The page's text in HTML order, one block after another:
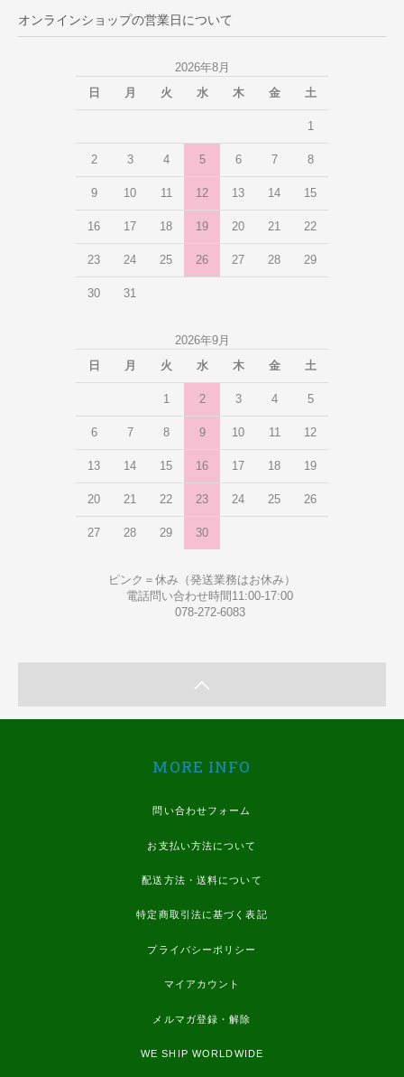
オンラインショップの営業日について
2026年8月
日
月 火 水 木 金 土
1
2 3 4 5 6 7 8
9 10 11 12 13 14 15
16 17 18 19 20 21 22
23 24 25 26 27 28 29
30 31
2026年9月
日
月 火 水 木 金 土
1 2 3 4 5
6 7 8 9 10 11 12
13 14 15 16 17 18 19
20 21 22 23 24 25 26
27 28 29 30
ピンク＝休み（発送業務はお休み）
電話問い合わせ時間11:00-17:00
078-272-6083
MORE INFO
問い合わせフォーム
お支払い方法について
配送方法・送料について
特定商取引法に基づく表記
プライバシーポリシー
マイアカウント
メルマガ登録・解除
WE SHIP WORLDWIDE